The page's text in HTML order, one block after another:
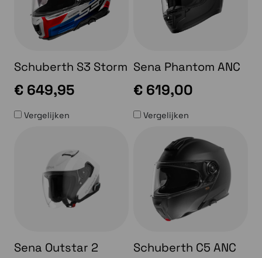
Schuberth S3 Storm
€ 649,95
Vergelijken
Sena Phantom ANC
€ 619,00
Vergelijken
Sena Outstar 2 Schuberth C5 ANC